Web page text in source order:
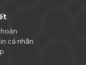
cá nhân